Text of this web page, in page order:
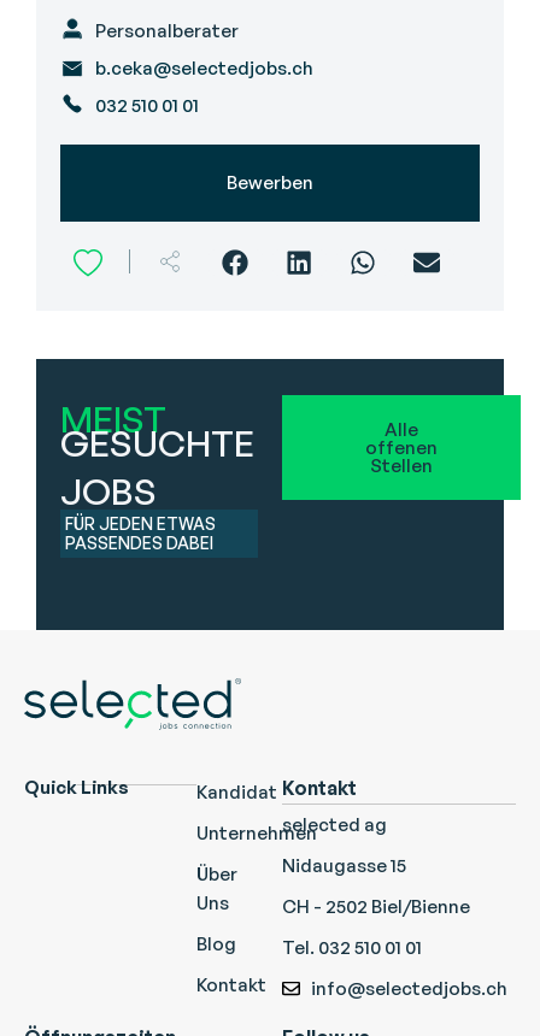
Personalberater
b.ceka@selectedjobs.ch
032 510 01 01
Bewerben
MEIST
GESUCHTE
JOBS
FÜR JEDEN ETWAS
PASSENDES DABEI
Alle
offenen
Stellen
Quick Links
Kandidat
Unternehmen
Über
Uns
Blog
Kontakt
Kontakt
selected ag
Nidaugasse 15
CH - 2502 Biel/Bienne
Tel. 032 510 01 01
info@selectedjobs.ch